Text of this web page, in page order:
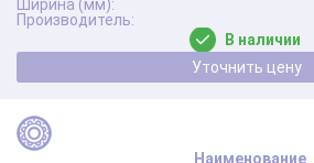
В наличии
Уточнить цену